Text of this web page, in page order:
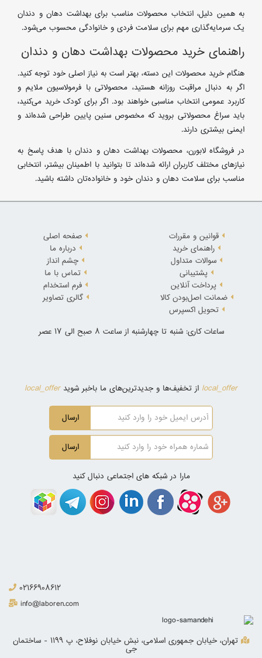
به همین دلیل، انتخاب محصولات مناسب برای بهداشت دهان و دندان
یک سرمایه‌گذاری مهم برای سلامت فردی و خانوادگی محسوب می‌شود.
راهنمای خرید محصولات بهداشت دهان و دندان
هنگام خرید محصولات این دسته، بهتر است به نیاز اصلی خود توجه کنید.
اگر به دنبال مراقبت روزانه هستید، محصولاتی با فرمولاسیون ملایم و
کاربرد عمومی انتخاب مناسبی خواهند بود. اگر برای کودک خرید می‌کنید،
باید سراغ محصولاتی بروید که مخصوص سنین پایین طراحی شده‌اند و
ایمنی بیشتری دارند.
در فروشگاه لابورن، محصولات بهداشت دهان و دندان با هدف پاسخ به
نیازهای مختلف کاربران ارائه شده‌اند تا بتوانید با اطمینان بیشتر، انتخابی
مناسب برای سلامت دهان و دندان خود و خانواده‌تان داشته باشید.
قوانین و مقررات
راهنمای خرید
سوالات متداول
پشتیبانی
پرداخت آنلاین
ضمانت اصل‌بودن کالا
تحویل اکسپرس
صفحه اصلی
درباره ما
چشم انداز
تماس با ما
فرم استخدام
گالری تصاویر
ساعات کاری: شنبه تا چهارشنبه از ساعت 8 صبح الی 17 عصر
local_offer از تخفیف‌ها و جدیدترین‌های ما باخبر شویدlocal_offer
ارسال
ارسال
مارا در شبکه های اجتماعی دنبال کنید
02166908612
info@laboren.com
تهران، خیابان جمهوری اسلامی، نبش خیابان نوفلاح، پ 1199 - ساختمان
جی